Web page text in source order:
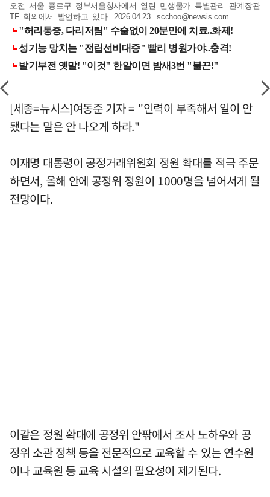
오전 서울 종로구 정부서울청사에서 열린 민생물가 특별관리 관계장관
TF 회의에서 발언하고 있다. 2026.04.23.scchoo@newsis.com
[세종=뉴시스]여동준 기자 = "인력이 부족해서 일이 안
됐다는 말은 안 나오게 하라."
이재명 대통령이 공정거래위원회 정원 확대를 적극 주문
하면서, 올해 안에 공정위 정원이 1000명을 넘어서게 될
전망이다.
이같은 정원 확대에 공정위 안팎에서 조사 노하우와 공
정위 소관 정책 등을 전문적으로 교육할 수 있는 연수원
이나 교육원 등 교육 시설의 필요성이 제기된다.